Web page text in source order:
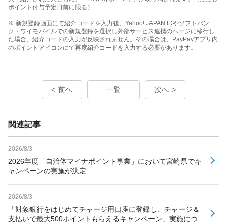
ポイント付与予定日前に限る）
※ 新規登録画面にて紹介コードを入力後、Yahoo! JAPAN IDやソフトバン
ク・ワイモバイルでの新規登録を選択し外部サービス連携のページに移行し
た場合、紹介コードの入力が反映されません。その場合は、PayPayアプリ内
のポイントアイコンにて再度紹介コードを入力する必要があります。
前へ 一覧 次へ
関連記事
2026/8/3
2026年度「自治体マイナポイント事業」において宮崎県でキ
ャンペーンの実施が決定
2026/8/3
「対象銀行をはじめてチャージ用口座に登録し、チャージ＆
支払いで最大500ポイントもらえるキャンペーン」実施につ